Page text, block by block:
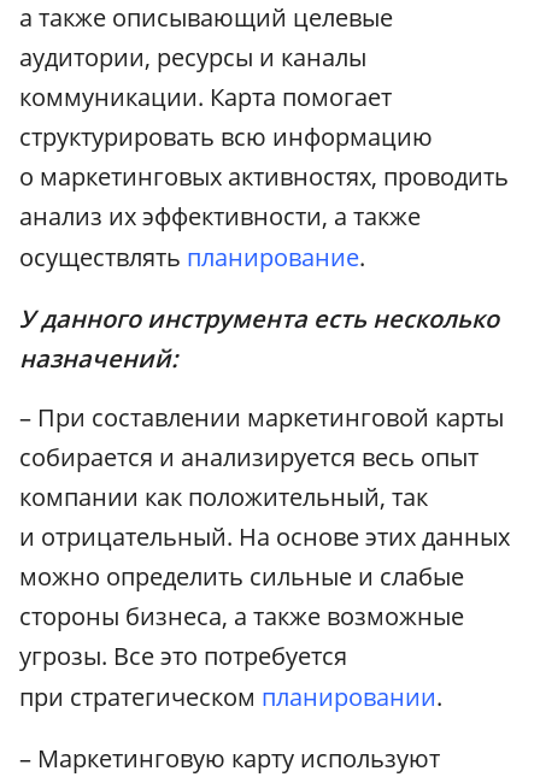
а также описывающий целевые
аудитории, ресурсы и каналы
коммуникации. Карта помогает
структурировать всю информацию
о маркетинговых активностях, проводить
анализ их эффективности, а также
осуществлять планирование.
У данного инструмента есть несколько
назначений:
– При составлении маркетинговой карты
собирается и анализируется весь опыт
компании как положительный, так
и отрицательный. На основе этих данных
можно определить сильные и слабые
стороны бизнеса, а также возможные
угрозы. Все это потребуется
при стратегическом планировании.
– Маркетинговую карту используют